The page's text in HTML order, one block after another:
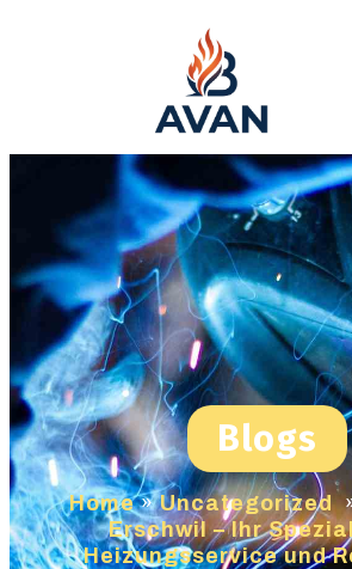
Blogs
Home»Uncategorized
Erschwil – Ihr
Heizungsservice und